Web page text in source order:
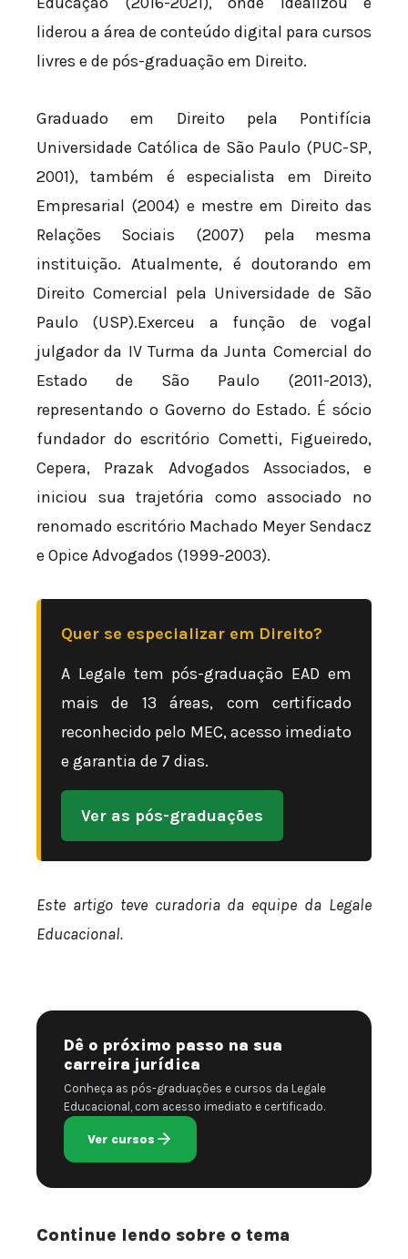
liderou a área de conteúdo digital para cursos
livres e de pós-graduação em Direito.
Graduado em Direito pela Pontifícia
Universidade Católica de São Paulo (PUC-SP,
2001), também é especialista em Direito
Empresarial (2004) e mestre em Direito das
Relações Sociais (2007) pela mesma
instituição. Atualmente, é doutorando em
Direito Comercial pela Universidade de São
Paulo (USP).Exerceu a função de vogal
julgador da IV Turma da Junta Comercial do
Estado de São Paulo (2011-2013),
representando o Governo do Estado. É sócio
fundador do escritório Cometti, Figueiredo,
Cepera, Prazak Advogados Associados, e
iniciou sua trajetória como associado no
renomado escritório Machado Meyer Sendacz
e Opice Advogados (1999-2003).
Quer se especializar em Direito?
A Legale tem pós-graduação EAD em
mais de 13 áreas, com certificado
reconhecido pelo MEC, acesso imediato
e garantia de 7 dias.
Ver as pós-graduações
Este artigo teve curadoria da equipe da Legale
Educacional.
Dê o próximo passo na sua
carreira jurídica
Conheça as pós-graduações e cursos da Legale
Educacional, com acesso imediato e certificado.
Ver cursos
Continue lendo sobre o tema